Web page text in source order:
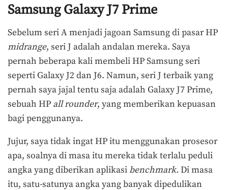
Samsung Galaxy J7 Prime
Sebelum seri A menjadi jagoan Samsung di pasar HP
midrange, seri J adalah andalan mereka. Saya
pernah beberapa kali membeli HP Samsung seri
seperti Galaxy J2 dan J6. Namun, seri J terbaik yang
pernah saya jajal tentu saja adalah Galaxy J7 Prime,
sebuah HP all rounder, yang memberikan kepuasan
bagi penggunanya.
Jujur, saya tidak ingat HP itu menggunakan prosesor
apa, soalnya di masa itu mereka tidak terlalu peduli
angka yang diberikan aplikasibenchmark. Di masa
itu, satu-satunya angka yang banyak dipedulikan